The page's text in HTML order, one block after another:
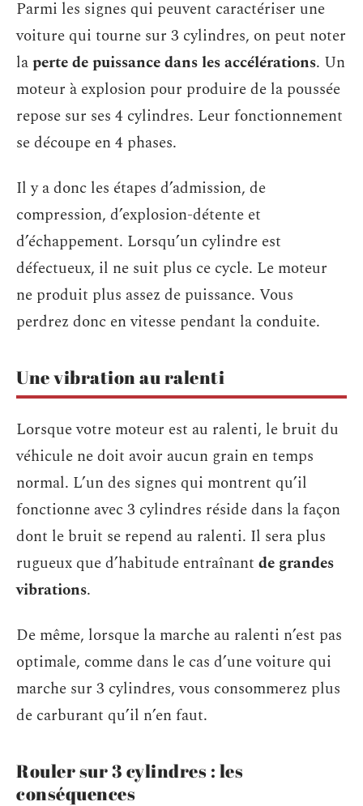
Parmi les signes qui peuvent caractériser une
voiture qui tourne sur 3 cylindres, on peut noter
laperte de puissance dans les accélérations. Un
moteur à explosion pour produire de la poussée
repose sur ses 4 cylindres. Leur fonctionnement
se découpe en 4 phases.
Il y a donc les étapes d’admission, de
compression, d’explosion-détente et
d’échappement. Lorsqu’un cylindre est
défectueux, il ne suit plus ce cycle. Le moteur
ne produit plus assez de puissance. Vous
perdrez donc en vitesse pendant la conduite.
Une vibration au ralenti
Lorsque votre moteur est au ralenti, le bruit du
véhicule ne doit avoir aucun grain en temps
normal. L’un des signes qui montrent qu’il
fonctionne avec 3 cylindres réside dans la façon
dont le bruit se repend au ralenti. Il sera plus
rugueux que d’habitude entraînant de grandes
vibrations.
De même, lorsque la marche au ralenti n’est pas
optimale, comme dans le cas d’une voiture qui
marche sur 3 cylindres, vous consommerez plus
de carburant qu’il n’en faut.
Rouler sur 3 cylindres : les
conséquences